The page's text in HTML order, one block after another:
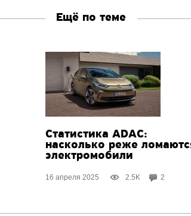
Ещё по теме
Статистика ADAC:
насколько реже
электромобили
16 апреля 2025 2.5K 2